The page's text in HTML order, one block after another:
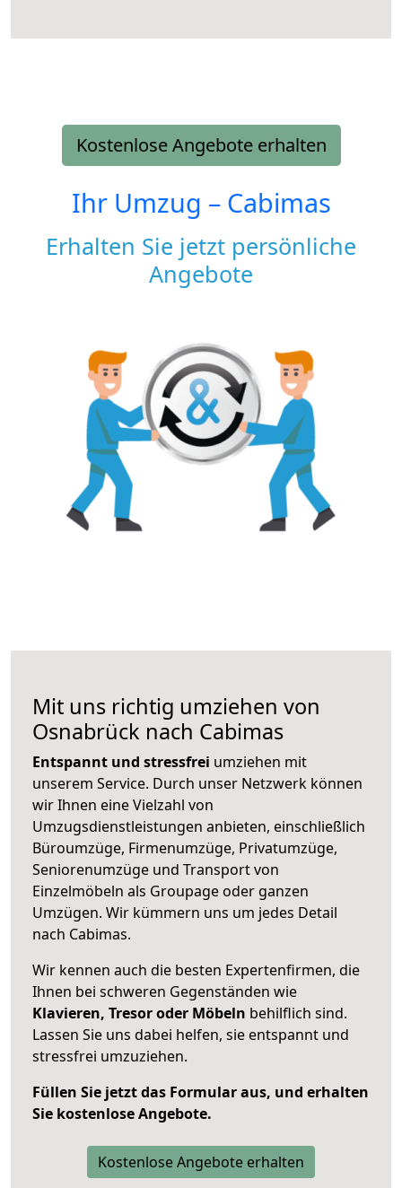
Kostenlose Angebote erhalten
Ihr Umzug – Cabimas
Erhalten Sie jetzt persönliche
Angebote
Mit uns richtig umziehen von
Osnabrück nach Cabimas
Entspannt und stressfrei umziehen mit
unserem Service. Durch unser Netzwerk können
wir Ihnen eine Vielzahl von
Umzugsdienstleistungen anbieten, einschließlich
Büroumzüge, Firmenumzüge, Privatumzüge,
Seniorenumzüge und Transport von
Einzelmöbeln als Groupage oder ganzen
Umzügen. Wir kümmern uns um jedes Detail
nach Cabimas.
Wir kennen auch die besten Expertenfirmen, die
Ihnen bei schweren Gegenständen wie
Klavieren, Tresor oder Möbeln behilflich sind.
Lassen Sie uns dabei helfen, sie entspannt und
stressfrei umzuziehen.
Füllen Sie jetzt das Formular aus, und erhalten
Sie kostenlose Angebote.
Kostenlose Angebote erhalten